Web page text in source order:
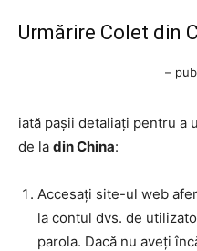
Urmărire Colet din
–
iată pașii detaliați pentru a
de la din China:
Accesați site-ul web
la contul dvs. de
parola. Dacă nu aveți